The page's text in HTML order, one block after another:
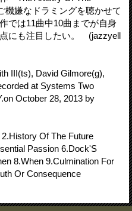
機嫌なドラミングを聴かせて
では11曲中10曲までが自身
にも注目したい。 (jazzyell
III(ts), David Gilmore(g),
at Systems Two
October 28, 2013 by
Of The Future
Passion 6.Dock'S
8.When 9.Culmination For
Or Consequence